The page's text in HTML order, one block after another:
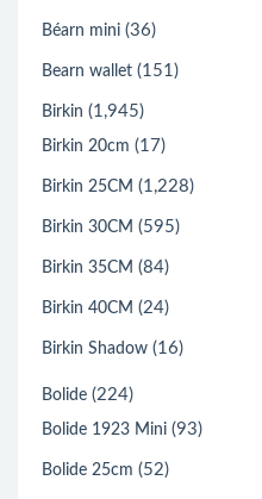
Béarn mini (36)
Bearn wallet (151)
Birkin (1,945)
Birkin 20cm (17)
Birkin 25CM (1,228)
Birkin 30CM (595)
Birkin 35CM (84)
Birkin 40CM (24)
Birkin Shadow (16)
Bolide (224)
Bolide 1923 Mini (93)
Bolide 25cm (52)